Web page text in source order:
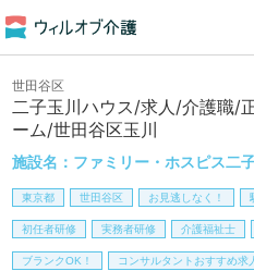
二子玉川ハウス/求人/介護職/
ーム/世田谷区玉川
施設名： ファミリー・ホスピス二
世田谷区
東京都 世田谷区 お見逃しなく！
初任者研修 実務者研修 介護福祉士
ブランクOK！ コンサルタントおすすめ求